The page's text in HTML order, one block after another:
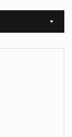
Sort